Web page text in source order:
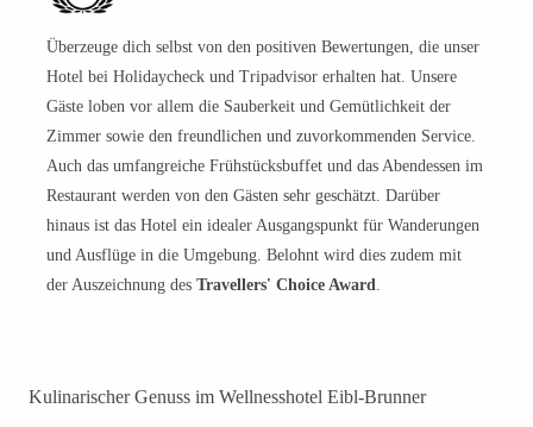
Überzeuge dich selbst von den positiven Bewertungen, die unser
Hotel bei Holidaycheck und Tripadvisor erhalten hat. Unsere
Gäste loben vor allem die Sauberkeit und Gemütlichkeit der
Zimmer sowie den freundlichen und zuvorkommenden Service.
Auch das umfangreiche Frühstücksbuffet und das Abendessen im
Restaurant werden von den Gästen sehr geschätzt. Darüber
hinaus ist das Hotel ein idealer Ausgangspunkt für Wanderungen
und Ausflüge in die Umgebung. Belohnt wird dies zudem mit
der Auszeichnung des Travellers' Choice Award.
Kulinarischer Genuss im Wellnesshotel Eibl-Brunner